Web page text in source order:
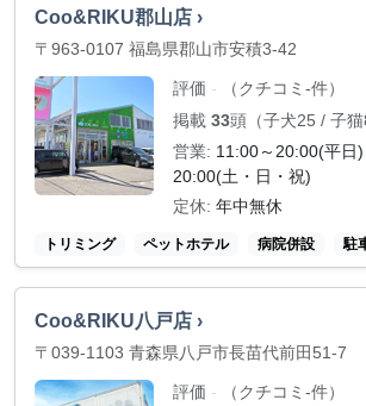
Coo&RIKU郡山店 ›
〒963-0107 福島県郡山市安積3-42
評価 -
（クチコミ-件）
掲載 33頭（子犬25 / 子猫
営業: 11:00～20:00(平日)
20:00(土・日・祝)
定休: 年中無休
トリミング ペットホテル 病院併設 駐
Coo&RIKU八戸店 ›
〒039-1103 青森県八戸市長苗代前田51-7
評価 -
（クチコミ-件）